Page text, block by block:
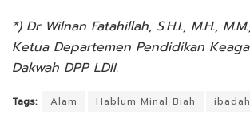
*) Dr Wilnan Fatahillah, S.H.I., M.H.,
Ketua Departemen Pendidikan
Dakwah DPP LDII.
Tags: Alam Hablum Minal Biah ibadah